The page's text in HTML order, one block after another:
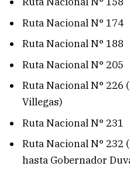
Ruta Nacional N° 174
Ruta Nacional N° 188
Ruta Nacional N° 205
Ruta Nacional N° 226
Villegas)
Ruta Nacional N° 231
Ruta Nacional N° 232
hasta Gobernador